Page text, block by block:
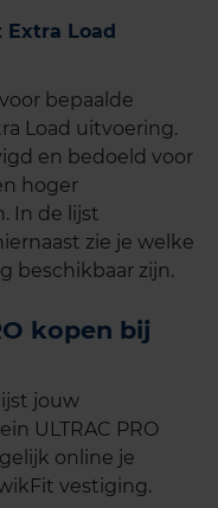
Extra Load
bepaalde
Load uitvoering.
en bedoeld voor
hoger
In de lijst
zie je welke
beschikbaar zijn.
kopen bij
jouw
ULTRAC PRO
online je
vestiging.